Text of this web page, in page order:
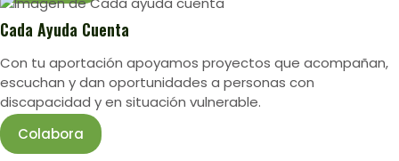
Cada Ayuda Cuenta
Con tu aportación apoyamos proyectos que acompañan,
escuchan y dan oportunidades a personas con
discapacidad y en situación vulnerable.
Colabora